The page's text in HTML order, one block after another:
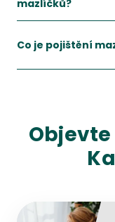
mazlíčků?
Hlavně na výluky,
Co je pojištění
Jde o pojištění
Přejít na detail